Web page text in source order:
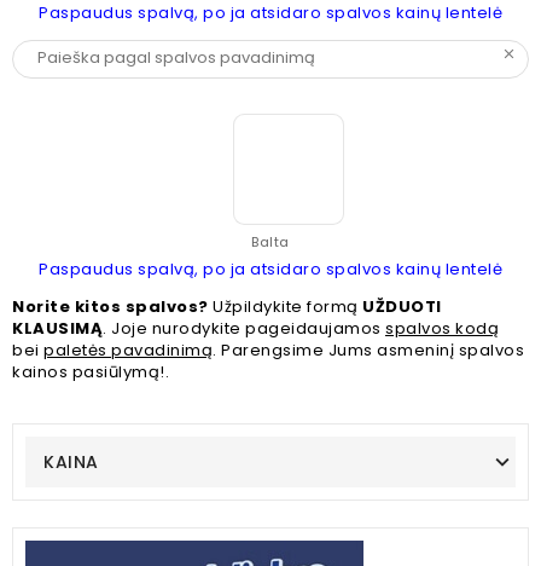
KAINA
Paspaudus spalvą, po ja atsidaro spalvos kainų lentelė
clear
Balta
Paspaudus spalvą, po ja atsidaro spalvos kainų lentelė
Norite kitos spalvos? Užpildykite formą UŽDUOTI
KLAUSIMĄ. Joje nurodykite pageidaujamos spalvos kodą
bei paletės pavadinimą. Parengsime Jums asmeninį spalvos
kainos pasiūlymą!.